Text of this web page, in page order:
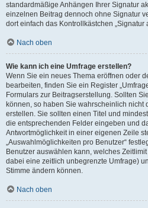
standardmäßige Anhängen Ihrer Signatur
einzelnen Beitrag dennoch ohne Signatur
dort einfach das Kontrollkästchen
Nach oben
Wie kann ich eine Umfrage erstellen?
Wenn Sie ein neues Thema eröffnen oder
bearbeiten, finden Sie ein Register
Formulars zur Beitragserstellung. Sollten
können, so haben Sie wahrscheinlich nicht
erstellen. Sie sollten einen Titel und
die entsprechenden Felder eingeben und
Antwortmöglichkeit in einer eigenen Zeile
„Auswahlmöglichkeiten pro Benutzer“
Benutzer auswählen kann, welches
dabei eine zeitlich unbegrenzte Umfrage)
Stimme ändern können.
Nach oben